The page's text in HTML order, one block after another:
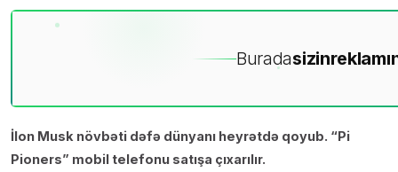
Buradasizin
İlon Musk növbəti dəfə dünyanı heyrətdə qoyub. “Pi
Pioners” mobil telefonu satışa çıxarılır.